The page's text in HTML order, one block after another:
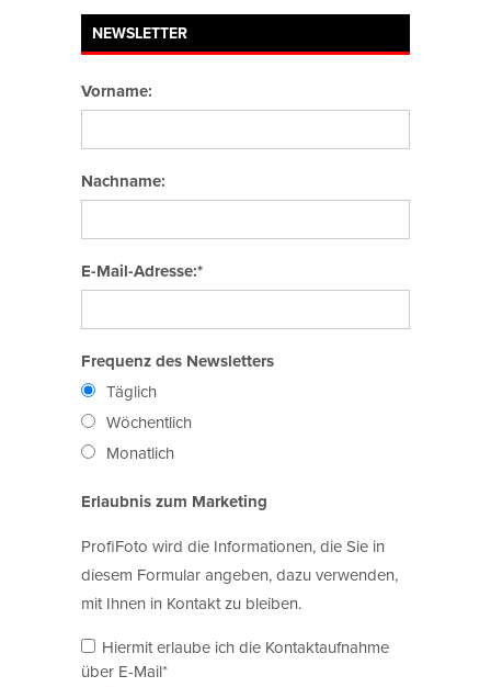
NEWSLETTER
Vorname:
Nachname:
E-Mail-Adresse:*
Frequenz des Newsletters
Täglich
Wöchentlich
Monatlich
Erlaubnis zum Marketing
ProfiFoto wird die Informationen, die Sie in
diesem Formular angeben, dazu verwenden,
mit Ihnen in Kontakt zu bleiben.
Hiermit erlaube ich die Kontaktaufnahme
über E-Mail*